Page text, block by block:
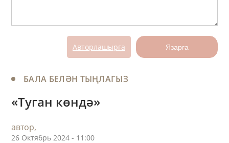
Авторлашырга Язарга
БАЛА БЕЛӘН ТЫҢЛАГЫЗ
«Туган көндә»
автор,
26 Октябрь 2024 - 11:00